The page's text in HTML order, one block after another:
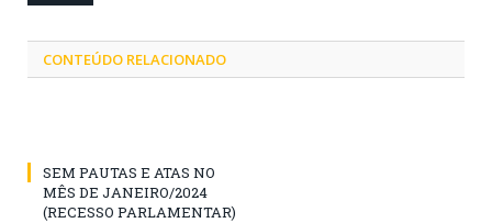
CONTEÚDO RELACIONADO
SEM PAUTAS E ATAS NO
MÊS DE JANEIRO/2024
(RECESSO PARLAMENTAR)